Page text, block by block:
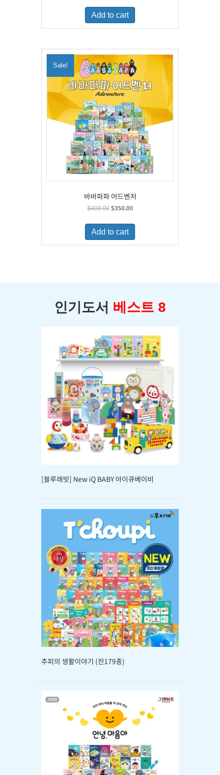
was:
$500.00.
is:
Add to cart
Sale!
바바파파 어드벤처
$400.00 Original
was:
$400.00.
$350.00Current
is:
Add to cart
인기도서 베스트 8
[블루래빗] New iQ BABY 아이큐베이비
추피의 생활이야기 (전179종)